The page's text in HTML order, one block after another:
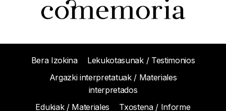
Bera Izokina
Lekukotasunak / Testimonios
Argazki interpretatuak / Materiales
interpretados
Edukiak / Materiales
Txostena / Informe